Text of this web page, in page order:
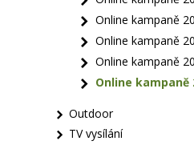
Online kampaně
Online kampaně
Online kampaně
Online kampaně
Outdoor
TV vysílání